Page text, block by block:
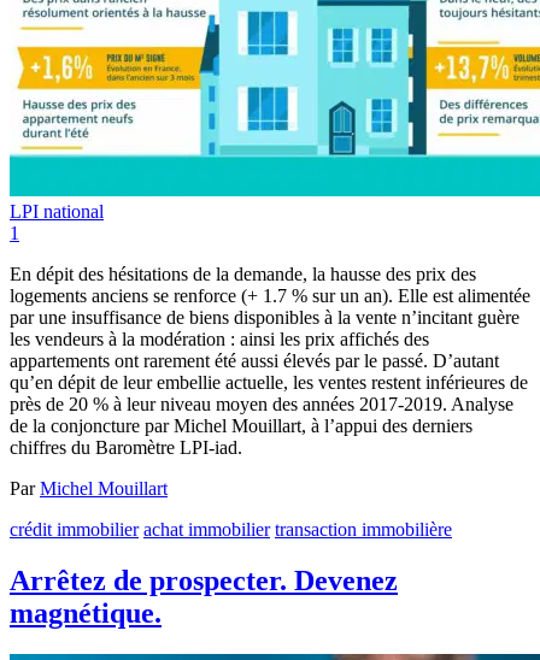
LPI national
1
En dépit des hésitations de la demande, la hausse des prix des
logements anciens se renforce (+ 1.7 % sur un an). Elle est alimentée
par une insuffisance de biens disponibles à la vente n’incitant guère
les vendeurs à la modération : ainsi les prix affichés des
appartements ont rarement été aussi élevés par le passé. D’autant
qu’en dépit de leur embellie actuelle, les ventes restent inférieures de
près de 20 % à leur niveau moyen des années 2017-2019. Analyse
de la conjoncture par Michel Mouillart, à l’appui des derniers
chiffres du Baromètre LPI-iad.
ParMichel Mouillart
crédit immobilier achat immobilier transaction immobilière
Arrêtez de prospecter. Devenez
magnétique.